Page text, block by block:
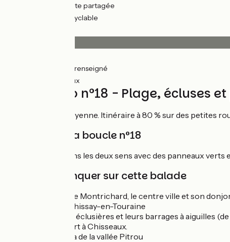
(84%) Route partagée
(16%) Voie cyclable
(58%) Non renseigné
(4%) Rugueux
Circuit vélo n°18 - Plage, écluses
Boucle facile à moyenne. Itinéraire à 80 % sur des petites
Balisage de la boucle n°18
Boucle balisée dans les deux sens avec des panneaux
À ne pas manquer sur cette balade
Parc plage de Montrichard, le centre ville et son
L'eglise de Chissay-en-Touraine
Les maisons éclusières et leurs barrages à aiguilles
Le moulin fort à Chisseaux.
Le panorama de la vallée Pitrou